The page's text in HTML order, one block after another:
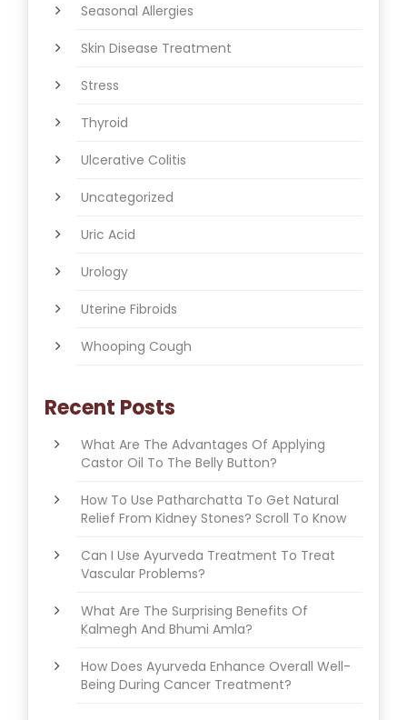
Seasonal Allergies
Skin Disease Treatment
Stress
Thyroid
Ulcerative Colitis
Uncategorized
Uric Acid
Urology
Uterine Fibroids
Whooping Cough
Recent Posts
What Are The Advantages Of Applying
Castor Oil To The Belly Button?
How To Use Patharchatta To Get Natural
Relief From Kidney Stones? Scroll To Know
Can I Use Ayurveda Treatment To Treat
Vascular Problems?
What Are The Surprising Benefits Of
Kalmegh And Bhumi Amla?
How Does Ayurveda Enhance Overall Well-
Being During Cancer Treatment?